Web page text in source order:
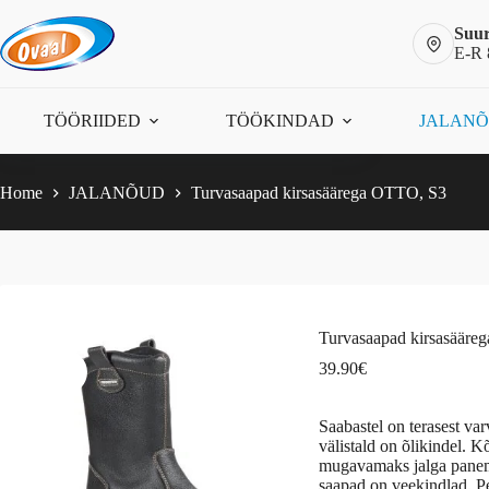
content
39.90€
has
variants.
options
product
page
E-R
TÖÖRIIDED TÖÖKINDAD
Home JALANÕUD Turvasaapad kirsasäärega OTTO, S3
Turvasaapad
39.90€
Saabastel on terasest
välistald on õlikindel.
mugavamaks jalga
saapad on veekindlad.